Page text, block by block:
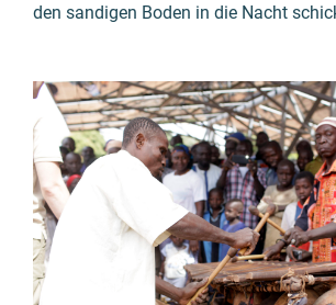
den sandigen Boden in die Nacht